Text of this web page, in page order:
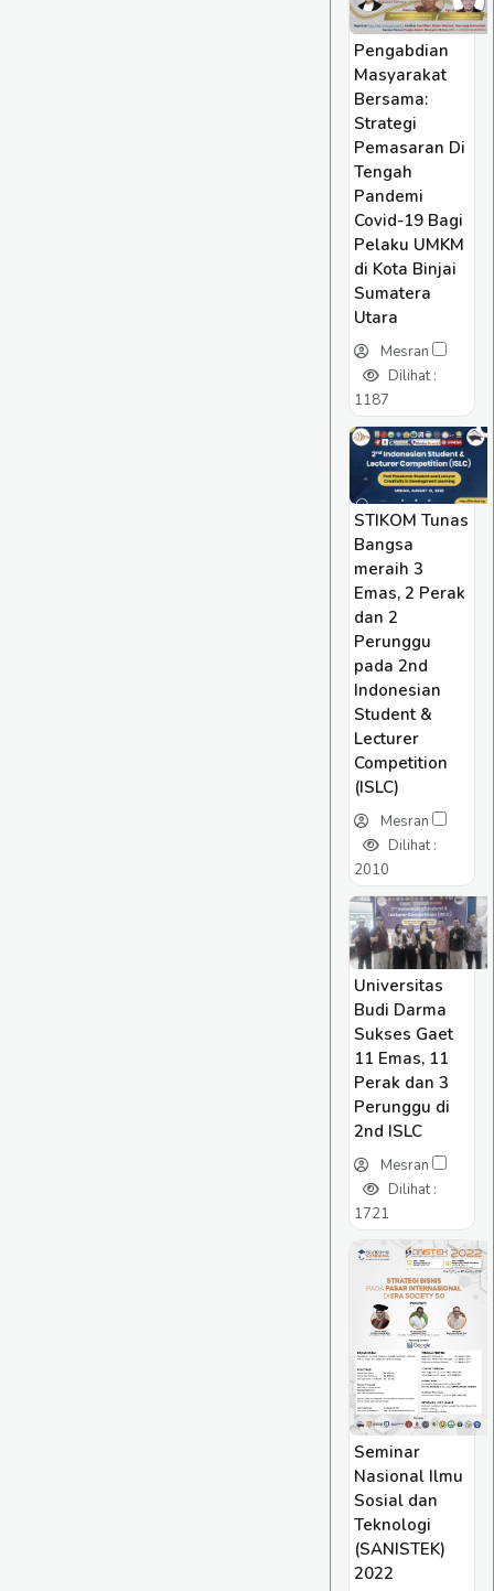
Pengabdian
Masyarakat
Bersama:
Strategi
Pemasaran Di
Tengah
Pandemi
Covid-19 Bagi
Pelaku UMKM
di Kota Binjai
Sumatera
Utara
Mesran
Dilihat :
1187
STIKOM Tunas
Bangsa
meraih 3
Emas, 2 Perak
dan 2
Perunggu
pada 2nd
Indonesian
Student &
Lecturer
Competition
(ISLC)
Mesran
Dilihat :
2010
Universitas
Budi Darma
Sukses Gaet
11 Emas, 11
Perak dan 3
Perunggu di
2nd ISLC
Mesran
Dilihat :
1721
Seminar
Nasional Ilmu
Sosial dan
Teknologi
(SANISTEK)
2022